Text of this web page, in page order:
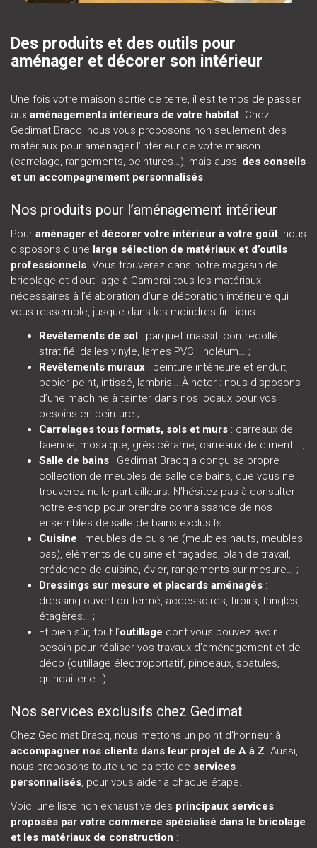
Des produits et des outils pour
aménager et décorer son intérieur
Une fois votre maison sortie de terre, il est temps de passer
aux aménagements intérieurs de votre habitat. Chez
Gedimat Bracq, nous vous proposons non seulement des
matériaux pour aménager l’intérieur de votre maison
(carrelage, rangements, peintures…), mais aussi des conseils
et un accompagnement personnalisés.
Nos produits pour l’aménagement intérieur
Pour aménager et décorer votre intérieur à votre goût, nous
disposons d’une large sélection de matériaux et d’outils
professionnels. Vous trouverez dans notre magasin de
bricolage et d’outillage à Cambrai tous les matériaux
nécessaires à l’élaboration d’une décoration intérieure qui
vous ressemble, jusque dans les moindres finitions :
Revêtements de sol : parquet massif, contrecollé,
stratifié, dalles vinyle, lames PVC, linoléum… ;
Revêtements muraux : peinture intérieure et enduit,
papier peint, intissé, lambris… À noter : nous disposons
d’une machine à teinter dans nos locaux pour vos
besoins en peinture ;
Carrelages tous formats, sols et murs : carreaux de
faïence, mosaïque, grès cérame, carreaux de ciment… ;
Salle de bains : Gedimat Bracq a conçu sa propre
collection de meubles de salle de bains, que vous ne
trouverez nulle part ailleurs. N’hésitez pas à consulter
notre e-shop pour prendre connaissance de nos
ensembles de salle de bains exclusifs !
Cuisine : meubles de cuisine (meubles hauts, meubles
bas), éléments de cuisine et façades, plan de travail,
crédence de cuisine, évier, rangements sur mesure… ;
Dressings sur mesure et placards aménagés :
dressing ouvert ou fermé, accessoires, tiroirs, tringles,
étagères… ;
Et bien sûr, tout l’outillage dont vous pouvez avoir
besoin pour réaliser vos travaux d’aménagement et de
déco (outillage électroportatif, pinceaux, spatules,
quincaillerie…)
Nos services exclusifs chez Gedimat
Chez Gedimat Bracq, nous mettons un point d’honneur à
accompagner nos clients dans leur projet de A à Z. Aussi,
nous proposons toute une palette de services
personnalisés, pour vous aider à chaque étape.
Voici une liste non exhaustive des principaux services
proposés par votre commerce spécialisé dans le bricolage
et les matériaux de construction :